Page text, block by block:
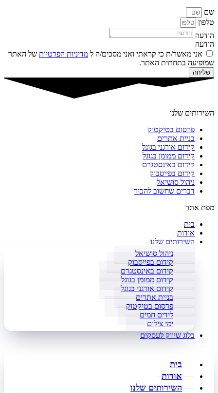
שם
טלפון
הודעה
הודעה
אני מאשר/ת כי קראתי ואני מסכים/ה ל מדיניות הפרטיות של האתר
שמופיעה בתחתית האתר.
שליחה
השירותים שלנו
פרסום בטיקטוק
בניית אתרים
קידום אורגני בגוגל
קידום ממומן בגוגל
קידום באינסטגרם
קידום בפייסבוק
ניהול סושיאל
דברים שחשוב להכיר
מפת אתר
בית
אודות
השירותים שלנו
ניהול סושיאל
קידום בפייסבוק
קידום באינסטגרם
קידום ממומן בגוגל
קידום אורגני בגוגל
בניית אתרים
פרסום בטיקטוק
לידים חמים
ימי צילום
בלוג שיווק לעסקים
בית
אודות
השירותים שלנו